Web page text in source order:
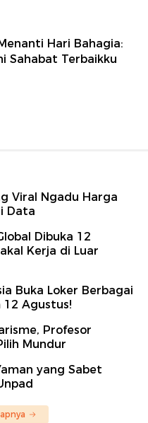
Hari Bahagia:
Sahabat Terbaikku
Viral Ngadu Harga
Data
Dibuka 12
Kerja di Luar
Buka Loker Berbagai
12 Agustus!
Profesor
Mundur
yang Sabet